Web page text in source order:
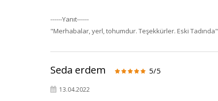
------Yanıt------
"Merhabalar, yerl, tohumdur. Teşekkürler. Eski Tadında"
Seda erdem 5/5
13.04.2022